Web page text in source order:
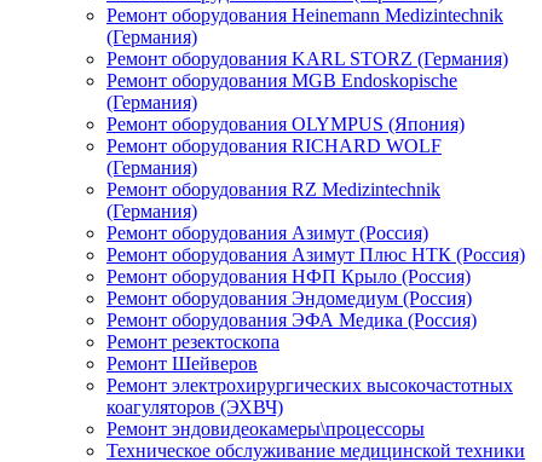
Ремонт оборудования Heinemann Medizintechnik
(Германия)
Ремонт оборудования KARL STORZ (Германия)
Ремонт оборудования MGB Endoskopische
(Германия)
Ремонт оборудования OLYMPUS (Япония)
Ремонт оборудования RICHARD WOLF
(Германия)
Ремонт оборудования RZ Medizintechnik
(Германия)
Ремонт оборудования Азимут (Россия)
Ремонт оборудования Азимут Плюс НТК (Россия)
Ремонт оборудования НФП Крыло (Россия)
Ремонт оборудования Эндомедиум (Россия)
Ремонт оборудования ЭФА Медика (Россия)
Ремонт резектоскопа
Ремонт Шейверов
Ремонт электрохирургических высокочастотных
коагуляторов (ЭХВЧ)
Ремонт эндовидеокамеры\процессоры
Техническое обслуживание медицинской техники